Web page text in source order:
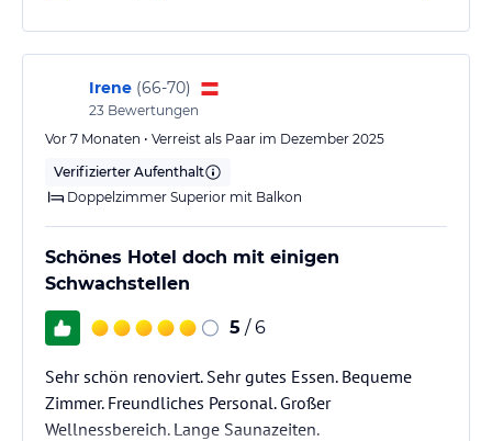
Rauchen
Im Hotel ist das Rauchen nur an den dafür ausgewiesenen Orten
Behindertengerechtheit
Die Zufahrt zum Hotel ist behindertengerecht; das Hotel verfügt
auch über behindertengerechte Zimmer.
Das ganze Hotel ist klimatisiert.
Haustiere
In unserem Hotel sind Haustiere willkommen (in den superior
Aufpreis: 25 EUR/Tag
Angaben zum Hotel
Irene (66-70)
23 Bewertungen
Vor 7 Monaten • Verreist als Paar im Dezember 2025
Verifizierter Aufenthalt
Doppelzimmer Superior mit Balkon
Schönes Hotel doch mit einigen
Schwachstellen
5 / 6
Sehr schön renoviert. Sehr gutes Essen. Bequeme
Zimmer. Freundliches Personal. Großer
Wellnessbereich. Lange Saunazeiten.